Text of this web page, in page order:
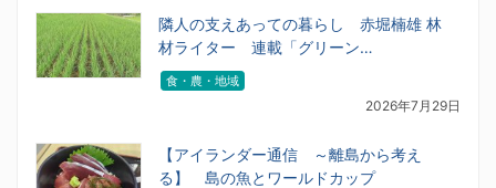
隣人の支えあっての暮らし 赤堀楠雄 林
材ライター 連載「グリーン…
食・農・地域
2026年7月29日
【アイランダー通信 ～離島から考え
る】 島の魚とワールドカップ